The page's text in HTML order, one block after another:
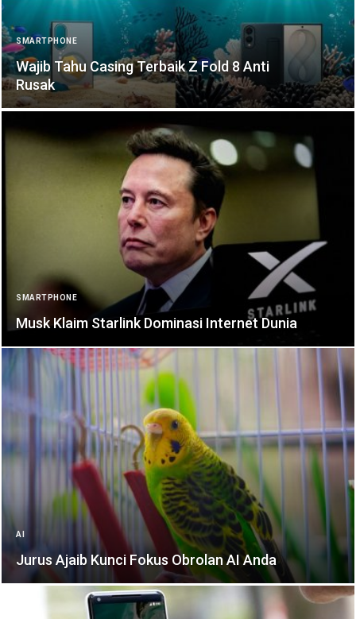
SMARTPHONE
Wajib Tahu Casing Terbaik Z Fold 8 Anti
Rusak
SMARTPHONE
Musk Klaim Starlink Dominasi Internet Dunia
AI
Jurus Ajaib Kunci Fokus Obrolan AI Anda